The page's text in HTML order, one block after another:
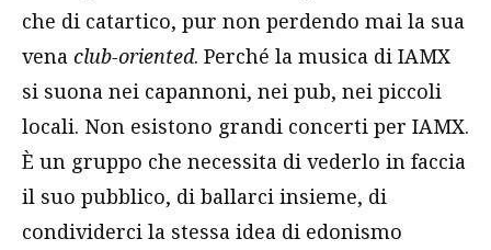
che di catartico, pur non perdendo mai la sua
vena club-oriented. Perché la musica di IAMX
si suona nei capannoni, nei pub, nei piccoli
locali. Non esistono grandi concerti per IAMX.
È un gruppo che necessita di vederlo in faccia
il suo pubblico, di ballarci insieme, di
condividerci la stessa idea di edonismo